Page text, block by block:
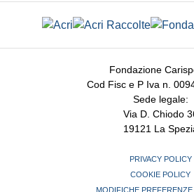
Fondazione
Cod Fisc e P Iva n.
Sede legale:
Via D. Chiodo
19121 La
PRIVACY POLICY
COOKIE POLICY
MODIFICHE